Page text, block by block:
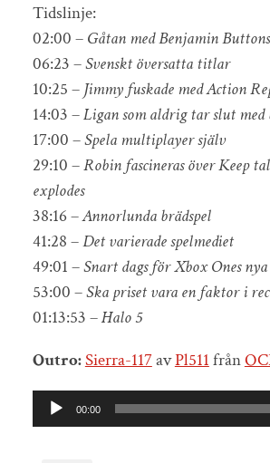
Tidslinje:
02:00 – Gåtan med Benjamin Buttons
06:23 –Svenskt översatta titlar
10:25 – Jimmy fuskade med Action
14:03 –Ligan som aldrig tar slut
17:00 –Spela multiplayer själv
29:10 –Robin fascineras över Keep
explodes
38:16 –Annorlunda brädspel
41:28 –Det varierade spelmediet
49:01 –Snart dags för Xbox Ones
53:00 –Ska priset vara en faktor i
01:13:53 –Halo 5
Outro:Sierra-117avPl511från
Ljudspelare
00:00